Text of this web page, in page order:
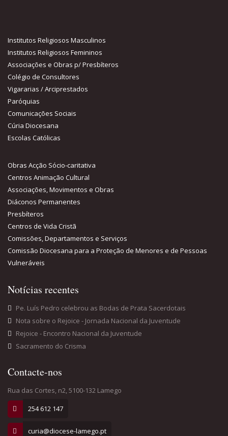
Institutos Religiosos Masculinos
Institutos Religiosos Femininos
Associações e Obras p/ Presbíteros
Colégio de Consultores
Vigararias / Arciprestados
Paróquias
Comunicações Sociais
Cúria Diocesana
Escolas Católicas
Obras Acção Sócio-caritativa
Centros Animação Cultural
Associações, Movimentos e Obras
Diáconos Permanentes
Presbíteros
Centros de Vida Cristã
Comissões, Departamentos e Serviços
Comissão Diocesana para a Proteção de Menores e de Pessoas
Vulneráveis
Notícias recentes
Pe. Luís Pedro celebrou as Bodas de Prata Sacerdotais
Nota sobre o Rejoice - Jornada Nacional da Juventude
Rejoice - Encontro Nacional da Juventude
Sacramento do Crisma
Contacte-nos
Rua das Cortes, n2, 5100-132 Lamego
254 612 147
curia@diocese-lamego.pt